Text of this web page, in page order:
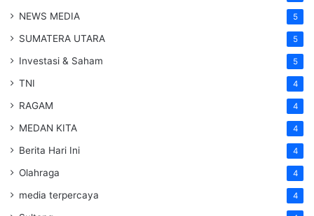
NEWS MEDIA 5
SUMATERA UTARA 5
Investasi & Saham 5
TNI 4
RAGAM 4
MEDAN KITA 4
Berita Hari Ini 4
Olahraga 4
media terpercaya 4